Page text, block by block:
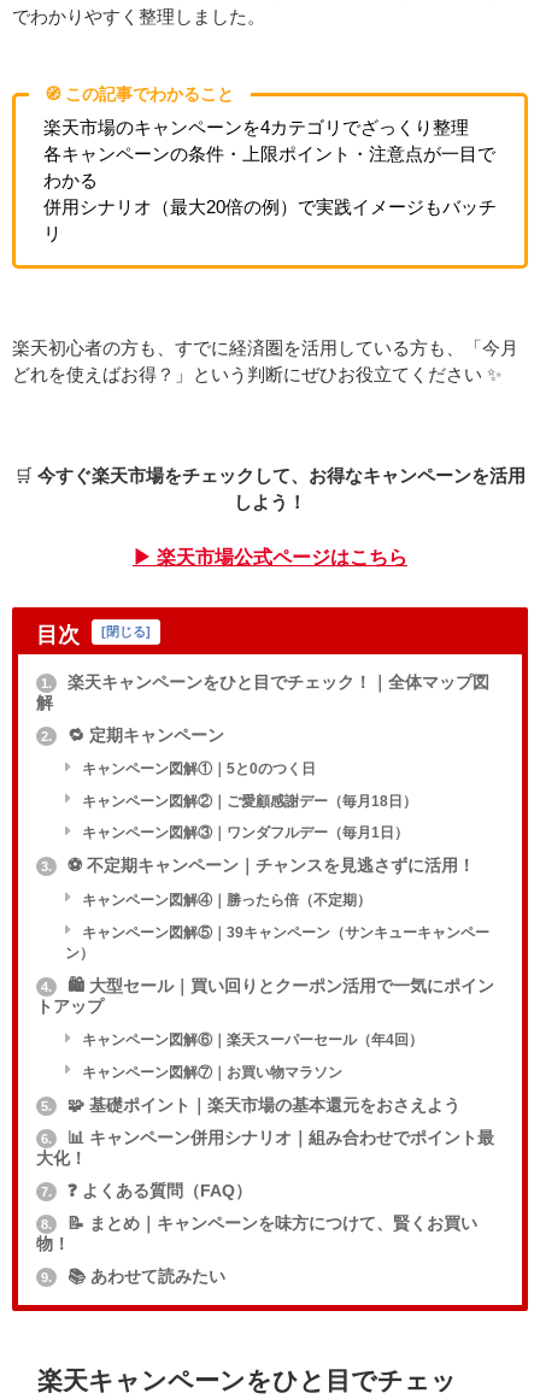
でわかりやすく整理しました。
🧭 この記事でわかること
楽天市場のキャンペーンを4カテゴリでざっくり整理
各キャンペーンの条件・上限ポイント・注意点が一目で
わかる
併用シナリオ（最大20倍の例）で実践イメージもバッチ
リ
楽天初心者の方も、すでに経済圏を活用している方も、「今月
どれを使えばお得？」という判断にぜひお役立てください ✨
🛒 今すぐ楽天市場をチェックして、お得なキャンペーンを活用
しよう！
▶ 楽天市場公式ページはこちら
目次 [閉じる]
1.
楽天キャンペーンをひと目でチェック！｜全体マップ図
解
2. 🔁 定期キャンペーン
キャンペーン図解①｜5と0のつく日
キャンペーン図解②｜ご愛顧感謝デー（毎月18日）
キャンペーン図解③｜ワンダフルデー（毎月1日）
3. ⚽️ 不定期キャンペーン｜チャンスを見逃さずに活用！
キャンペーン図解④｜勝ったら倍（不定期）
キャンペーン図解⑤｜39キャンペーン（サンキューキャンペー
ン）
4.
🛍 大型セール｜買い回りとクーポン活用で一気にポイン
トアップ
キャンペーン図解⑥｜楽天スーパーセール（年4回）
キャンペーン図解⑦｜お買い物マラソン
5. 🧩 基礎ポイント｜楽天市場の基本還元をおさえよう
6.
📊 キャンペーン併用シナリオ｜組み合わせでポイント最
大化！
7. ❓ よくある質問（FAQ）
8.
📝 まとめ｜キャンペーンを味方につけて、賢くお買い
物！
9. 📚 あわせて読みたい
楽天キャンペーンをひと目でチェッ